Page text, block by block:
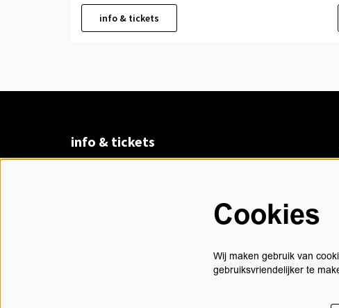
info & tickets
info & tickets
Cookies
Wij maken gebruik van
gebruiksvriendelijker te